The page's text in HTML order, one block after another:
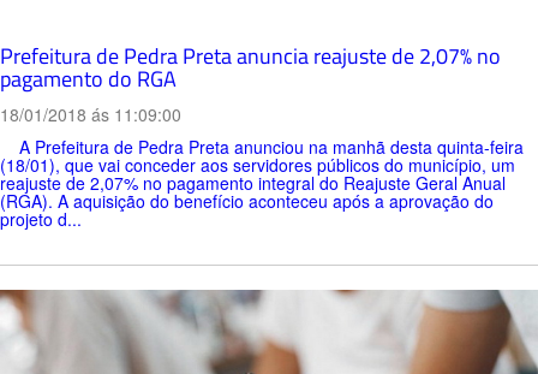
Prefeitura de Pedra Preta anuncia reajuste de 2,07% no
pagamento do RGA
18/01/2018 ás 11:09:00
A Prefeitura de Pedra Preta anunciou na manhã desta quinta-feira
(18/01), que vai conceder aos servidores públicos do município, um
reajuste de 2,07% no pagamento integral do Reajuste Geral Anual
(RGA). A aquisição do benefício aconteceu após a aprovação do
projeto d...